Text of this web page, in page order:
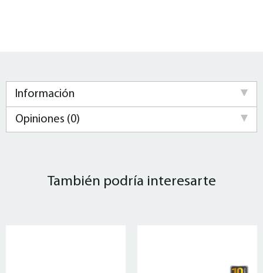
Información
Opiniones (0)
También podría interesarte